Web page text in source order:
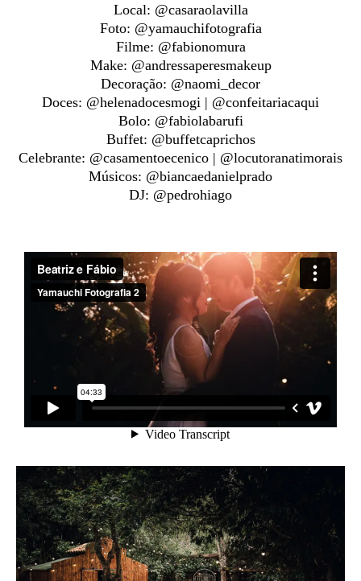
Local: @casaraolavilla
Foto: @yamauchifotografia
Filme: @fabionomura
Make: @andressaperesmakeup
Decoração: @naomi_decor
Doces: @helenadocesmogi | @confeitariacaqui
Bolo: @fabiolabarufi
Buffet: @buffetcaprichos
Celebrante: @casamentoecenico | @locutoranatimorais
Músicos: @biancaedanielprado
DJ: @pedrohiago